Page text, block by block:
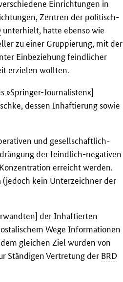
Einrichtungen in
Zentren der politisch-
unterhielt, hatte ebenso wie
zu einer Gruppierung, mit der
Einbeziehung feindlicher
erzielen wollten.
»Springer-Journalisten«]
dessen Inhaftierung sowie
und gesellschaftlich-
der feindlich-negativen
erreicht werden.
(jedoch kein Unterzeichner der
der Inhaftierten
Wege Informationen
gleichen Ziel wurden von
Ständigen Vertretung der BRD